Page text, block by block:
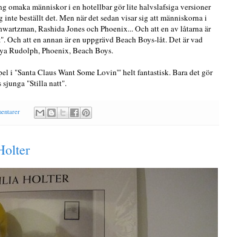
omaka människor i en hotellbar gör lite halvslafsiga versioner
inte beställt det. Men när det sedan visar sig att människorna i
Rashida Jones och Phoenix... Och att en av låtarna är
Och att en annan är en uppgrävd Beach Boys-låt. Det är vad
Rudolph, Phoenix, Beach Boys.
i "Santa Claus Want Some Lovin'" helt fantastisk. Bara det gör
sjunga "Stilla natt".